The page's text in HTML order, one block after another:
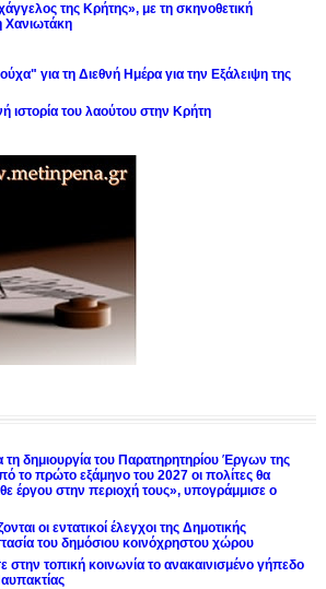
της Κρήτης», με τη σκηνοθετική
Χανιωτάκη
για τη Διεθνή Ημέρα για την Εξάλειψη της
ιστορία του λαούτου στην Κρήτη
δημιουργία του Παρατηρητηρίου Έργων της
το πρώτο εξάμηνο του 2027 οι πολίτες θα
έργου στην περιοχή τους», υπογράμμισε ο
οι εντατικοί έλεγχοι της Δημοτικής
του δημόσιου κοινόχρηστου χώρου
τοπική κοινωνία το ανακαινισμένο γήπεδο